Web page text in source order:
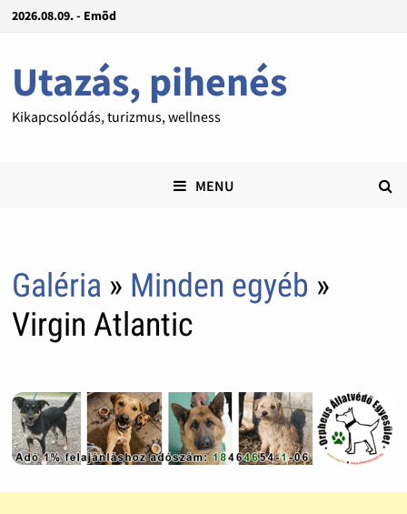
2026.08.09. - Emõd
Utazás, pihenés
Kikapcsolódás, turizmus, wellness
MENU
Galéria » Minden egyéb »
Virgin Atlantic